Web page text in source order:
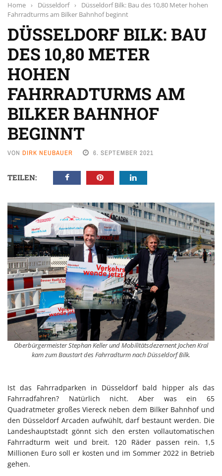
Home › Düsseldorf ›
Düsseldorf Bilk: Bau des 10,80 Meter hohen
Fahrradturms am Bilker Bahnhof beginnt
DÜSSELDORF BILK: BAU
DES 10,80 METER
HOHEN
FAHRRADTURMS AM
BILKER BAHNHOF
BEGINNT
VON DIRK NEUBAUER 6. SEPTEMBER 2021
TEILEN:
Oberbürgermeister Stephan Keller und Mobilitätsdezernent Jochen Kral
kam zum Baustart des Fahrradturm nach Düsseldorf Bilk.
Ist das Fahrradparken in Düsseldorf bald hipper als das
Fahrradfahren? Natürlich nicht. Aber was ein 65
Quadratmeter großes Viereck neben dem Bilker Bahnhof und
den Düsseldorf Arcaden aufwühlt, darf bestaunt werden. Die
Landeshauptstadt gönnt sich den ersten vollautomatischen
Fahrradturm weit und breit. 120 Räder passen rein. 1,5
Millionen Euro soll er kosten und im Sommer 2022 in Betrieb
gehen.